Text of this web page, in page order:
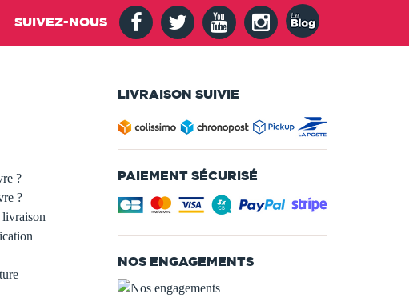
SUIVEZ-NOUS
?
?
LIVRAISON SUIVIE
PAIEMENT SÉCURISÉ
NOS ENGAGEMENTS